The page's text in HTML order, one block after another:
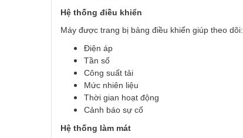
Hệ thống điều khiển
Máy được trang bị bảng điều khiển giúp theo dõi:
Điện áp
Tần số
Công suất tải
Mức nhiên liệu
Thời gian hoạt động
Cảnh báo sự cố
Hệ thống làm mát